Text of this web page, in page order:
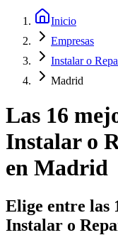
Inicio
Empresas
Instalar o
Madrid
Las 16
Instalar o
en Madrid
Elige entre las
Instalar o